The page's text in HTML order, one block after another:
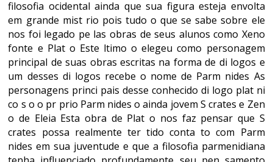
filosofia ocidental ainda que sua figura esteja envolta
em grande mist rio pois tudo o que se sabe sobre ele
nos foi legado pe las obras de seus alunos como Xeno
fonte e Plat o Este ltimo o elegeu como personagem
principal de suas obras escritas na forma de di logos e
um desses di logos recebe o nome de Parm nides As
personagens princi pais desse conhecido di logo plat ni
co s o o pr prio Parm nides o ainda jovem S crates e Zen
o de Eleia Esta obra de Plat o nos faz pensar que S
crates possa realmente ter tido conta to com Parm
nides em sua juventude e que a filosofia parmenidiana